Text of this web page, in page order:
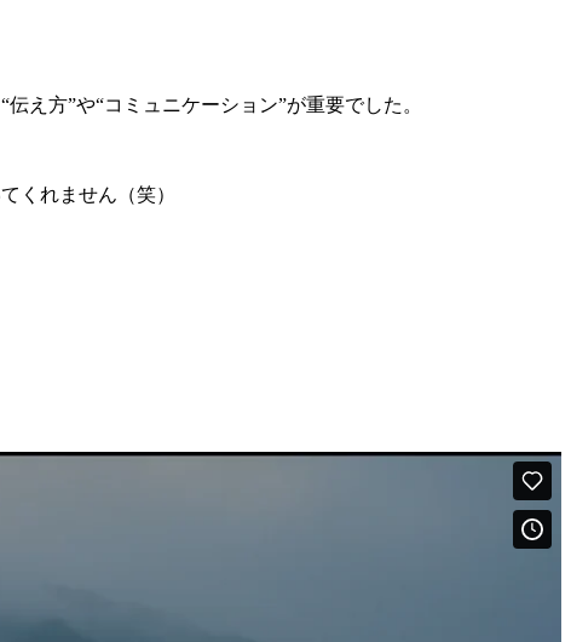
え方”や“コミュニケーション”が重要でした。
くれません（笑）